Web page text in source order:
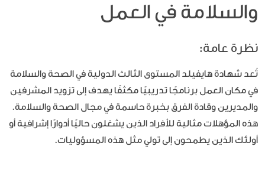
والسلامة في العمل
نظرة عامة:
تُعد شهادة هايفيلد المستوى الثالث الدولية في الصحة والسلامة
في مكان العمل برنامجًا تدريبيًا مكثفًا يهدف إلى تزويد المشرفين
والمديرين وقادة الفرق بخبرة حاسمة في مجال الصحة والسلامة.
هذه المؤهلات مثالية للأفراد الذين يشغلون حاليًا أدوارًا إشرافية أو
أولئك الذين يطمحون إلى تولي مثل هذه المسؤوليات.